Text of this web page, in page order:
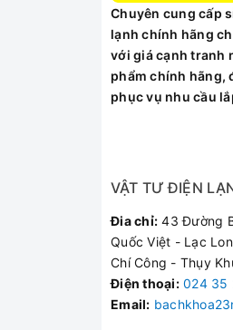
Chuyên cung cấp
lạnh chính hãng
với giá cạnh tranh
phẩm chính hãng,
phục vụ nhu cầu
VẬT TƯ ĐIỆN
Đia chỉ: 43 Đường
Quốc Việt - Lạc
Chí Công - Thụy
Điện thoại: 024 35
Email: